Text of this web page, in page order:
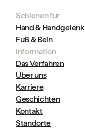
Schienen für
Hand & Handgelenk
Fuß & Bein
Information
Das Verfahren
Über uns
Karriere
Geschichten
Kontakt
Standorte